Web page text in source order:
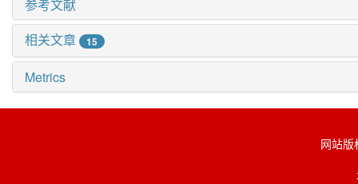
参考文献
相关文章
15
Metrics
网站